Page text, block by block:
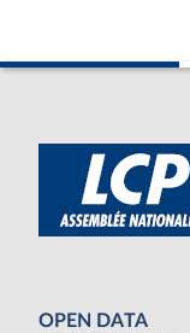
OPEN DATA